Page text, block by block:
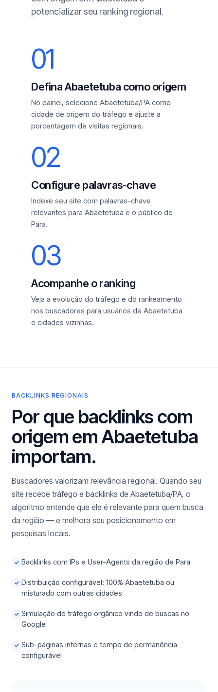
potencializar seu ranking regional.
01
Defina Abaetetuba como origem
No painel, selecione Abaetetuba/PA como
cidade de origem do tráfego e ajuste a
porcentagem de visitas regionais.
02
Configure palavras-chave
Indexe seu site com palavras-chave
relevantes para Abaetetuba e o público de
Para.
03
Acompanhe o ranking
Veja a evolução do tráfego e do rankeamento
nos buscadores para usuários de Abaetetuba
e cidades vizinhas.
BACKLINKS REGIONAIS
Por que backlinks com
origem em Abaetetuba
importam.
Buscadores valorizam relevância regional. Quando seu
site recebe tráfego e backlinks de Abaetetuba/PA, o
algoritmo entende que ele é relevante para quem busca
da região — e melhora seu posicionamento em
pesquisas locais.
✓ Backlinks com IPs e User-Agents da região de Para
✓ Distribuição configurável: 100% Abaetetuba ou
misturado com outras cidades
✓ Simulação de tráfego orgânico vindo de buscas no
Google
✓ Sub-páginas internas e tempo de permanência
configurável